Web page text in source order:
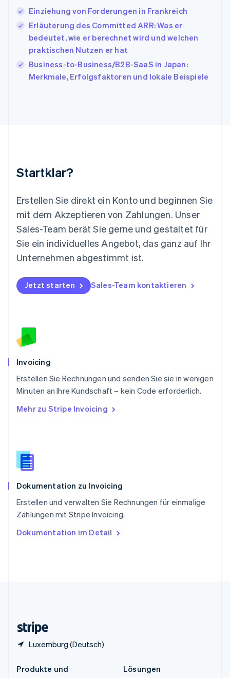
Einziehung von Forderungen in Frankreich
Erläuterung des Committed ARR: Was er
bedeutet, wie er berechnet wird und welchen
praktischen Nutzen er hat
Business-to-Business/B2B-SaaS in Japan:
Merkmale, Erfolgsfaktoren und lokale Beispiele
Startklar?
Erstellen Sie direkt ein Konto und beginnen Sie
mit dem Akzeptieren von Zahlungen. Unser
Sales-Team berät Sie gerne und gestaltet für
Sie ein individuelles Angebot, das ganz auf Ihr
Unternehmen abgestimmt ist.
Jetzt starten Sales-Team kontaktieren
Invoicing
Erstellen Sie Rechnungen und senden Sie sie in wenigen
Minuten an Ihre Kundschaft – kein Code erforderlich.
Mehr zu Stripe Invoicing
Dokumentation zu Invoicing
Erstellen und verwalten Sie Rechnungen für einmalige
Zahlungen mit Stripe Invoicing.
Dokumentation im Detail
Luxemburg (Deutsch)
Kroatien
EnglishItaliano
Lettland
Liechtenstein
DeutschEnglish
Litauen
Español English
Niederlande
NederlandsEnglish
English
Österreich
Deutsch
Polen
Portugal
PortuguêsEnglish
Schweden
Schweiz
Singapur
English简体中文
Slowakei
Slowenien
English
Spanien
Thailand
Tschechische Republik
English
English
Produkte und
Lösungen